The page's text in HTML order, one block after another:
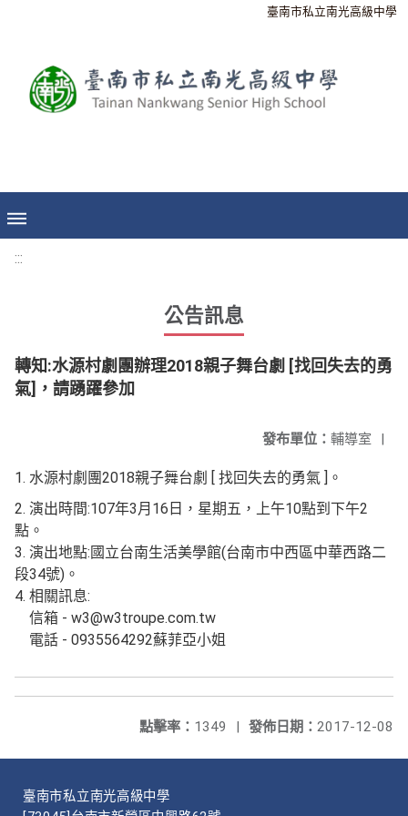
臺南市私立南光高級中學
:::
公告訊息
轉知:水源村劇團辦理2018親子舞台劇 [找回失去的勇
氣]，請踴躍參加
發布單位： 輔導室 |
1. 水源村劇團2018親子舞台劇 [ 找回失去的勇氣 ]。
2. 演出時間:107年3月16日，星期五，上午10點到下午2
點。
3. 演出地點:國立台南生活美學館(台南市中西區中華西路二
段34號)。
4. 相關訊息:
信箱 - w3@w3troupe.com.tw
電話 - 0935564292蘇菲亞小姐
發佈日期： 2017-12-08
點擊率： 1349 |
臺南市私立南光高級中學